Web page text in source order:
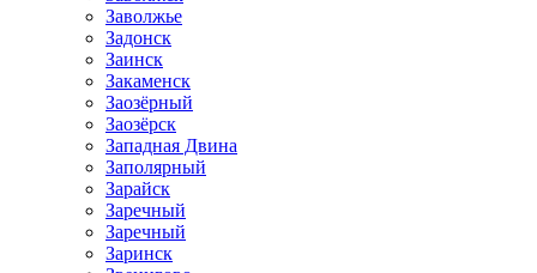
Заволжье
Задонск
Заинск
Закаменск
Заозёрный
Заозёрск
Западная Двина
Заполярный
Зарайск
Заречный
Заречный
Заринск